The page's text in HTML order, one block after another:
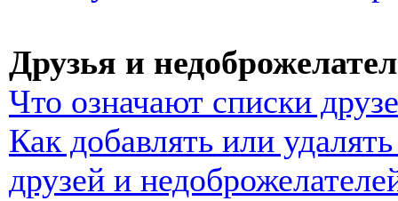
Друзья и
Что означают списки
Как добавлять или
друзей и